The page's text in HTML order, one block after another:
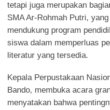
tetapi juga merupakan
SMA Ar-Rohmah Putri,
mendukung program
siswa dalam memperluas
literatur yang tersedia.
Kepala Perpustakaan
Bando, membuka acara
menyatakan bahwa